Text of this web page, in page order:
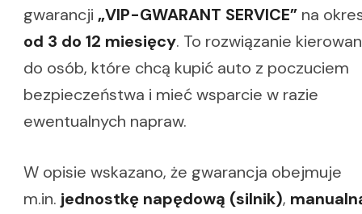
gwarancji „VIP-GWARANT SERVICE” na
od 3 do 12 miesięcy. To rozwiązanie
do osób, które chcą kupić auto z poczuciem
bezpieczeństwa i mieć wsparcie w razie
ewentualnych napraw.
W opisie wskazano, że gwarancja obejmuje
m.in. jednostkę napędową (silnik),